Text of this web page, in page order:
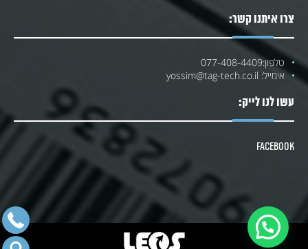
צרו איתנו קשר:
טלפון:077-408-4409
אימייל: yossim@tag-tech.co.il
עשו לנו לייק:
Facebook